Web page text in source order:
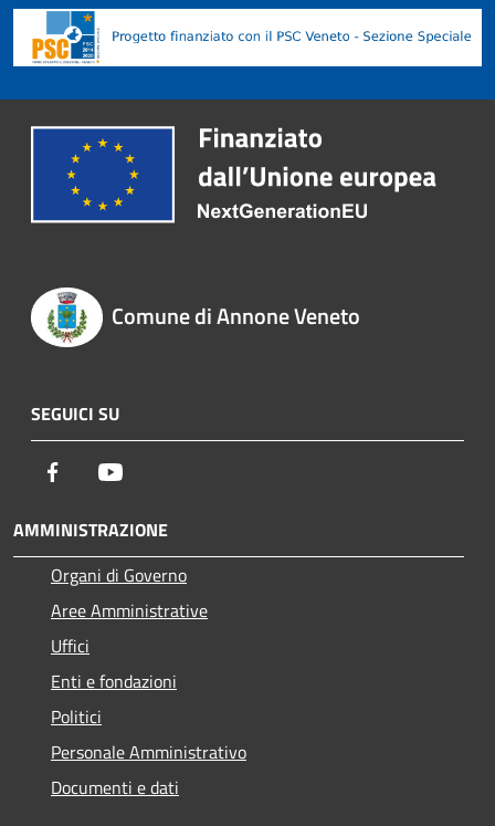
Comune di Annone Veneto
SEGUICI SU
Facebook
AMMINISTRAZIONE
Organi di Governo
Aree Amministrative
Uffici
Enti e fondazioni
Politici
Personale Amministrativo
Documenti e dati